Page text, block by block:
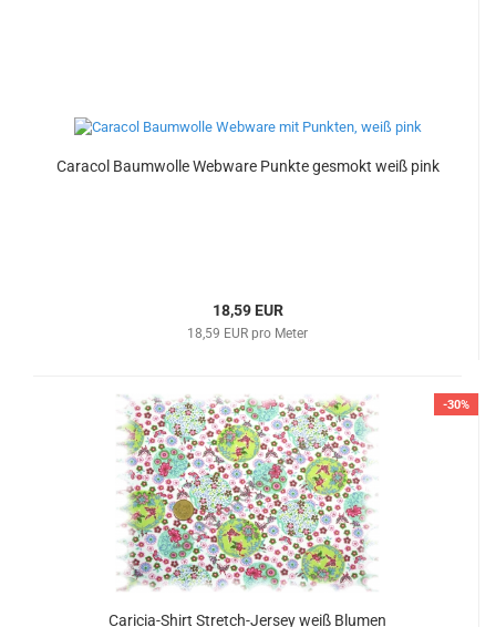
Caracol Baumwolle Webware Punkte gesmokt weiß pink
18,59 EUR
18,59 EUR pro Meter
-30%
Caricia-Shirt Stretch-Jersey weiß Blumen